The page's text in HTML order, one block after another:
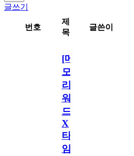
글쓰기
번호
제
목
글쓴이
[메
모
리
워
드
X
타
임